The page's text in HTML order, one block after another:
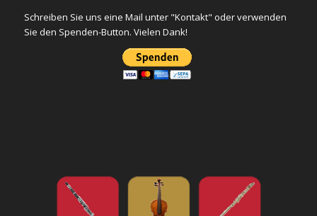
Schreiben Sie uns eine Mail unter "Kontakt" oder verwenden
Sie den Spenden-Button. Vielen Dank!